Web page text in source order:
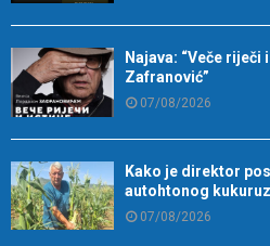
Najava: “Veče
Zafranović”
07/08/2026
Kako je direktor
autohtonog
07/08/2026